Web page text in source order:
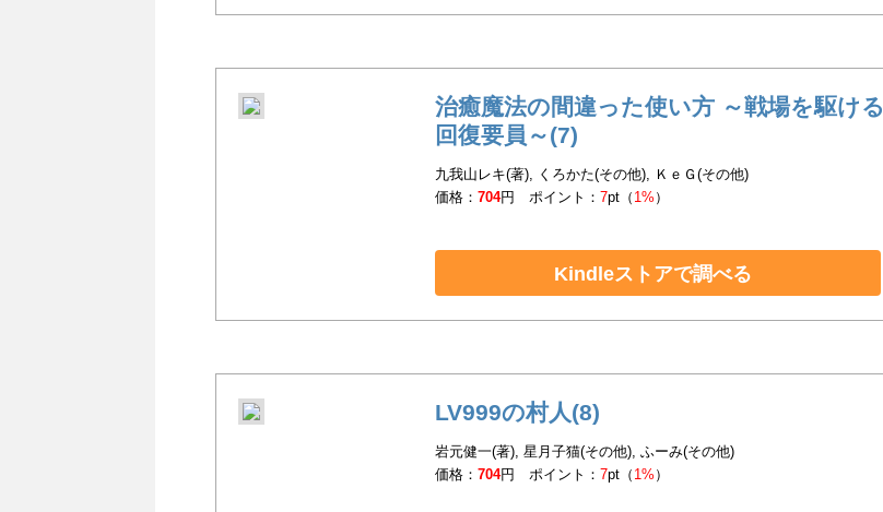
治癒魔法の間違った使い方 ～戦場を駆ける
回復要員～(7)
九我山レキ(著), くろかた(その他), ＫｅＧ(その他)
価格：704円 ポイント：7pt（ 1% ）
Kindleストアで調べる
LV999の村人(8)
岩元健一(著), 星月子猫(その他), ふーみ(その他)
価格：704円 ポイント：7pt（ 1% ）